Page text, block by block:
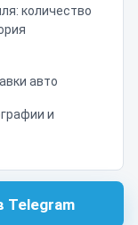
количество
авто
и
Telegram